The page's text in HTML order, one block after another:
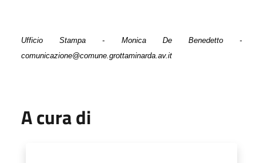
Ufficio Stampa - Monica De Benedetto -
comunicazione@comune.grottaminarda.av.it
A cura di